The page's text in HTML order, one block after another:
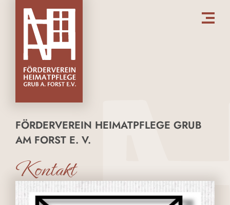
FÖRDERVEREIN HEIMATPFLEGE GRUB
AM FORST E. V.
Kontakt